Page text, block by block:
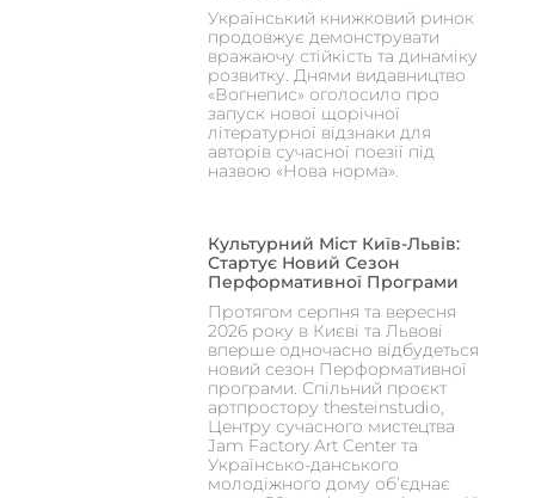
Український книжковий ринок
продовжує демонструвати
вражаючу стійкість та динаміку
розвитку. Днями видавництво
«Вогнепис» оголосило про
запуск нової щорічної
літературної відзнаки для
авторів сучасної поезії під
назвою «Нова норма».
Культурний Міст Київ-Львів:
Стартує Новий Сезон
Перформативної Програми
Протягом серпня та вересня
2026 року в Києві та Львові
вперше одночасно відбудеться
новий сезон Перформативної
програми. Спільний проєкт
артпростору thesteinstudio,
Центру сучасного мистецтва
Jam Factory Art Center та
Українсько-данського
молодіжного дому об’єднає